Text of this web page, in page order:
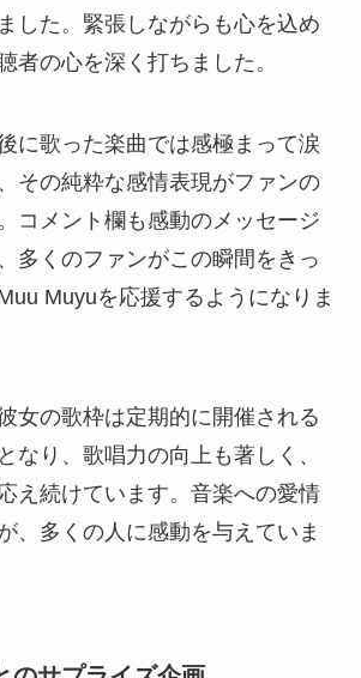
した。緊張しながらも心を込め
者の心を深く打ちました。
に歌った楽曲では感極まって涙
その純粋な感情表現がファンの
コメント欄も感動のメッセージ
多くのファンがこの瞬間をきっ
Muyuを応援するようになりま
女の歌枠は定期的に開催される
なり、歌唱力の向上も著しく、
え続けています。音楽への愛情
、多くの人に感動を与えていま